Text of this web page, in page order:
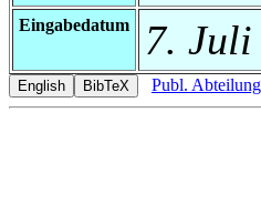
Eingabedatum 7. Juli
Publ. Abteilung